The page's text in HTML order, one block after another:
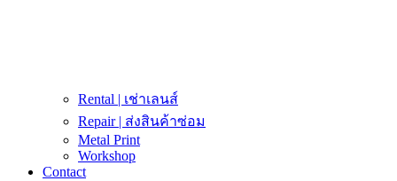
Rental | เช่าเลนส์
Repair | ส่งสินค้าซ่อม
Metal Print
Workshop
Contact